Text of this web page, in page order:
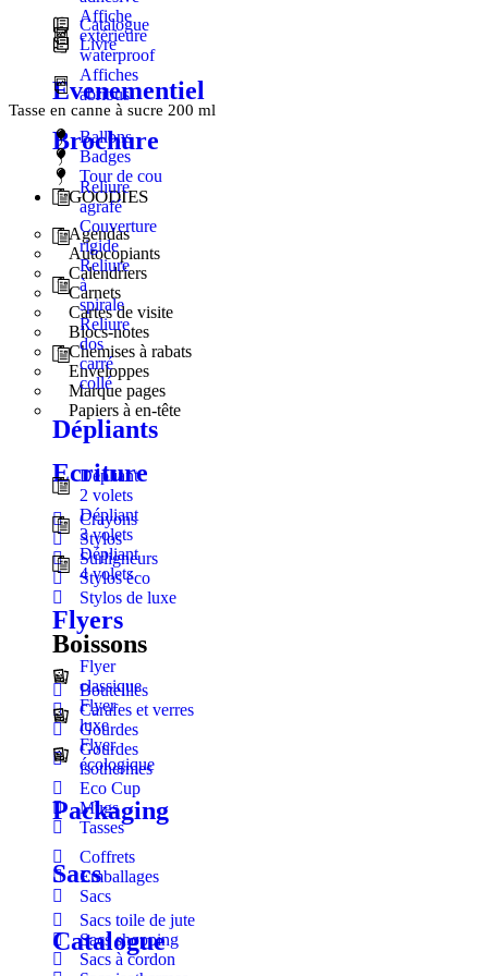
Catalogue
Livre
Evenementiel
Ballons
Badges
Tour de cou
GOODIES
Agendas
Autocopiants
Calendriers
Carnets
Cartes de visite
Blocs-notes
Chemises à rabats
Enveloppes
Marque pages
Papiers à en-tête
Ecriture
Crayons
Stylos
Surligneurs
Stylos éco
Stylos de luxe
Boissons
Bouteilles
Carafes et verres
Gourdes
Gourdes
isothermes
Eco Cup
Mugs
Tasses
Sacs
Sacs toile de jute
Sacs shopping
Sacs à cordon
Affiche
extérieure
waterproof
Affiches
abribus
Brochure
Reliure
agrafé
Couverture
rigide
Reliure
à
spirale
Reliure
dos
carré
collé
Dépliants
Dépliant
2 volets
Dépliant
3 volets
Dépliant
4 volets
Flyers
Flyer
classique
Flyer
luxe
Flyer
écologique
Packaging
Coffrets
Emballages
Sacs
Catalogue
Tasse en canne à sucre 200 ​​ml